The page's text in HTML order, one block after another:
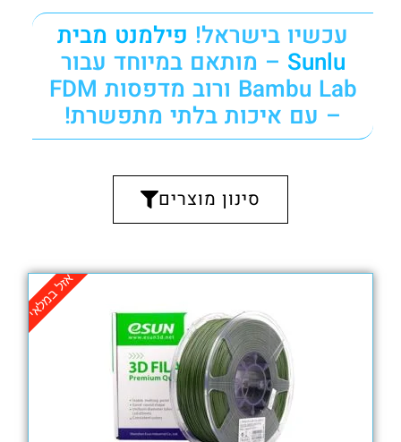
עכשיו בישראל! פילמנט מבית
Sunlu – מותאם במיוחד עבור
Bambu Lab ורוב מדפסות FDM
– עם איכות בלתי מתפשרת!
סינון מוצרים
אזל במלאי